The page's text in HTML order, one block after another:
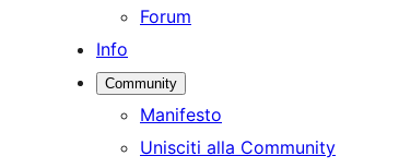
Forum
Info
Community
Manifesto
Unisciti alla Community